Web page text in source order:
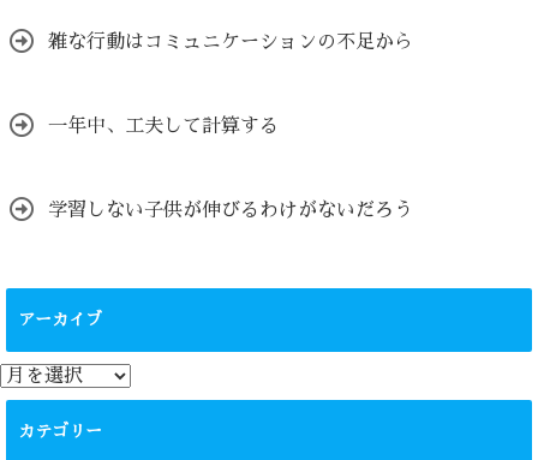
雑な行動はコミュニケーションの不足から
一年中、工夫して計算する
学習しない子供が伸びるわけがないだろう
アーカイブ
ア
ー
カテゴリー